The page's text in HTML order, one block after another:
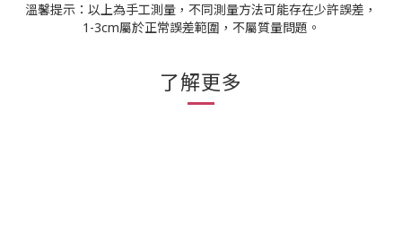
溫馨提示：以上為手工測量，不同測量方法可能存在少許誤差，
1-3cm屬於正常誤差範圍，不屬質量問題。
了解更多